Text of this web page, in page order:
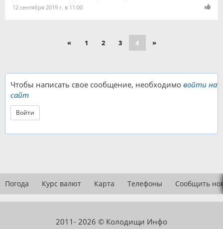
12 сентября 2019 г. в 11:00
« 1 2 3 4 »
Чтобы написать свое сообщение, необходимо войти на
сайт
Войти
Погода Курс валют Карта Телефоны Сообщить
2011- 2026 © Колодищи Инфо